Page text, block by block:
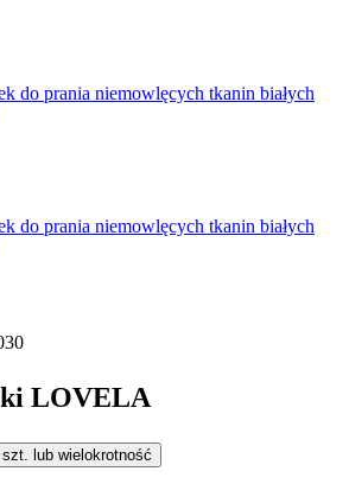
do prania niemowlęcych tkanin białych
do prania niemowlęcych tkanin białych
LOVELA
szt. lub wielokrotność